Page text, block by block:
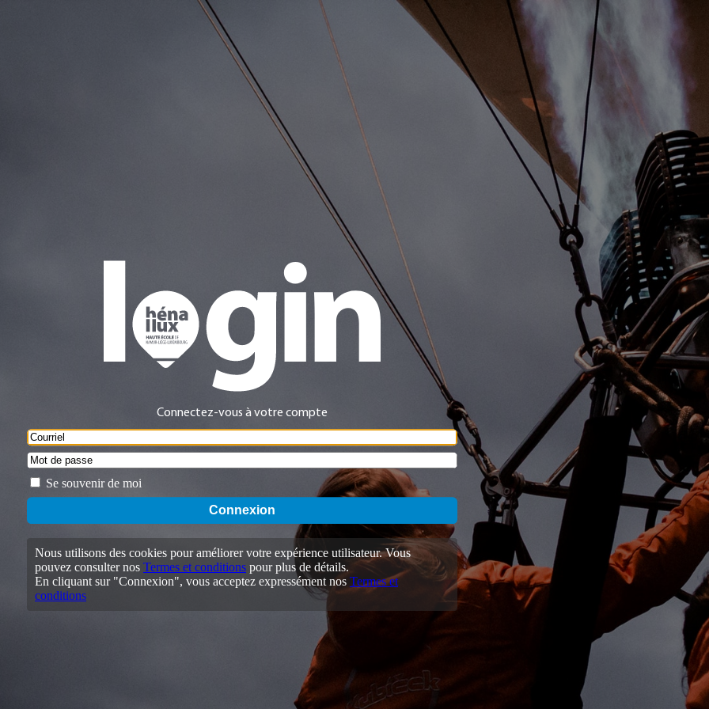
Connectez-vous à votre compte
Se souvenir de moi
Nous utilisons des cookies pour améliorer votre expérience utilisateur. Vous
pouvez consulter nos Termes et conditions pour plus de détails.
En cliquant sur "Connexion", vous acceptez expressément nos Termes et
conditions